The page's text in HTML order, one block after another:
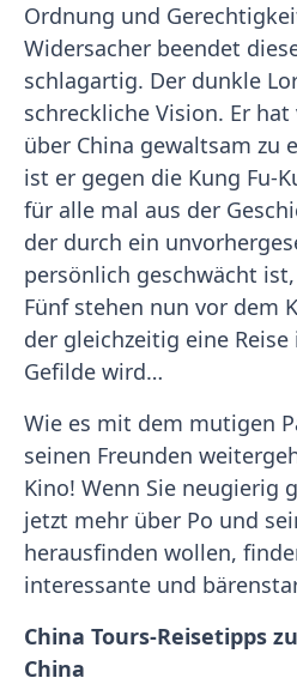
Ordnung und
Widersacher beendet
schlagartig. Der dunkle
schreckliche Vision. Er
über China gewaltsam zu
ist er gegen die Kung Fu-
für alle mal aus der
der durch ein
persönlich geschwächt
Fünf stehen nun vor dem
der gleichzeitig eine
Gefilde wird…
Wie es mit dem mutigen
seinen Freunden
Kino! Wenn Sie neugierig
jetzt mehr über Po und
herausfinden wollen,
interessante und
China Tours-Reisetipps
China